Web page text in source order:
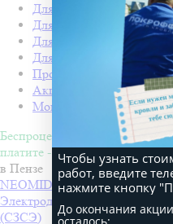
Для кровли
Для забора
Для фасада
Для дачи
Производство Покрофф
Акции
Монтаж
Беспроцентная рассрочка на
платите - потом!
в Пензе
NEOMID 430 eco
Электроды РЦ ТМ MONOLITH
(СЗСЭ)
Чтобы узнать
работ, введите
нажмите кнопку
До окончания акции
осталось: